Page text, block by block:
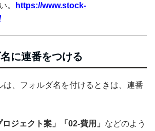
。
https://www.stock-
名に連番をつける
は、フォルダ名を付けるときは、連番
ロジェクト案」「02-費用」 などのよう